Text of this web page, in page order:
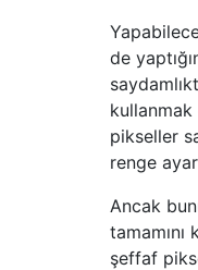
de
kullanmak
pikseller
renge
Ancak
tamamını
şeffaf